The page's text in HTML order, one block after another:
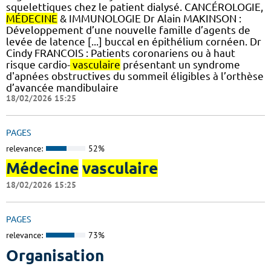
squelettiques chez le patient dialysé. CANCÉROLOGIE,
MÉDECINE & IMMUNOLOGIE Dr Alain MAKINSON :
Développement d’une nouvelle famille d’agents de
levée de latence [...] buccal en épithélium cornéen. Dr
Cindy FRANCOIS : Patients coronariens ou à haut
risque cardio- vasculaire présentant un syndrome
d'apnées obstructives du sommeil éligibles à l’orthèse
d’avancée mandibulaire
18/02/2026 15:25
PAGES
relevance: 52%
Médecine vasculaire
18/02/2026 15:25
PAGES
relevance: 73%
Organisation